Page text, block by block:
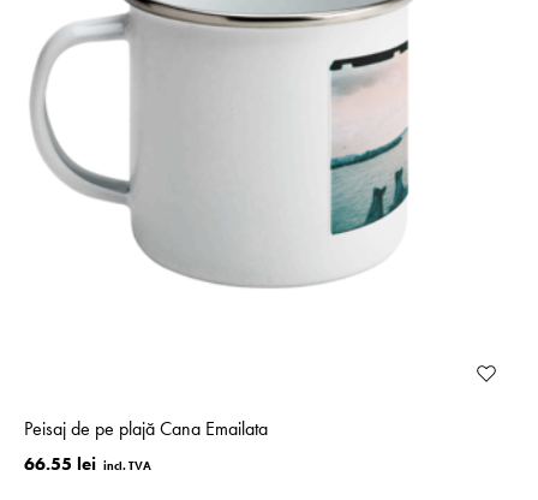
Peisaj de pe plajă Cana Emailata
66.55 lei